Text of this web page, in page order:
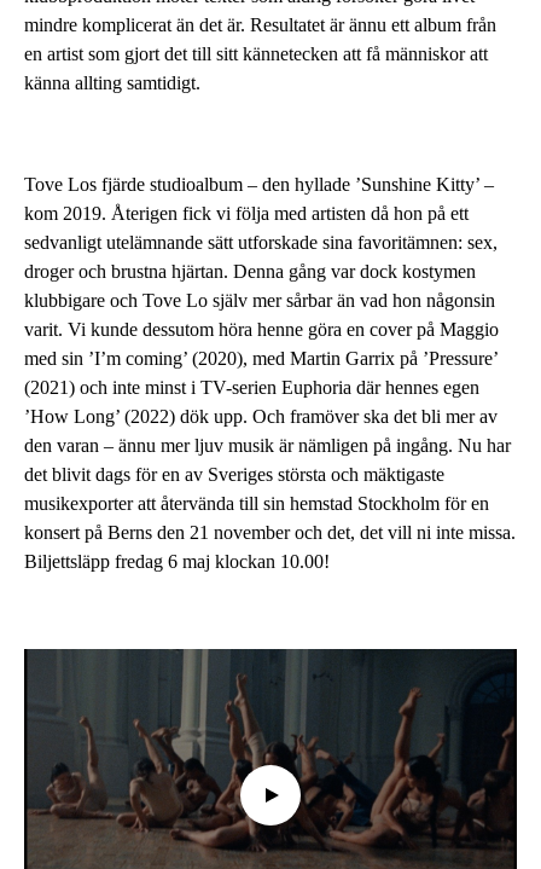
mindre komplicerat än det är. Resultatet är ännu ett album från
en artist som gjort det till sitt kännetecken att få människor att
känna allting samtidigt.
Tove Los fjärde studioalbum – den hyllade ’Sunshine Kitty’ –
kom 2019. Återigen fick vi följa med artisten då hon på ett
sedvanligt utelämnande sätt utforskade sina favoritämnen: sex,
droger och brustna hjärtan. Denna gång var dock kostymen
klubbigare och Tove Lo själv mer sårbar än vad hon någonsin
varit. Vi kunde dessutom höra henne göra en cover på Maggio
med sin ’I’m coming’ (2020), med Martin Garrix på ’Pressure’
(2021) och inte minst i TV-serien Euphoria där hennes egen
’How Long’ (2022) dök upp. Och framöver ska det bli mer av
den varan – ännu mer ljuv musik är nämligen på ingång. Nu har
det blivit dags för en av Sveriges största och mäktigaste
musikexporter att återvända till sin hemstad Stockholm för en
konsert på Berns den 21 november och det, det vill ni inte missa.
Biljettsläpp fredag 6 maj klockan 10.00!